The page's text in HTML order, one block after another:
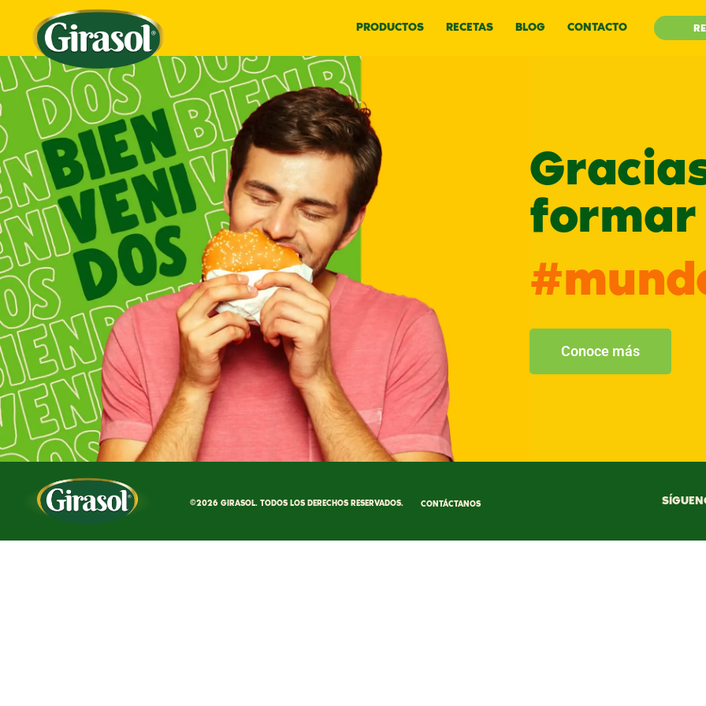
PRODUCTOS RECETAS BLOG CONTACTO
formar
Conoce más
©2026 GIRASOL. TODOS LOS DERECHOS RESERVADOS. CONTÁCTANOS